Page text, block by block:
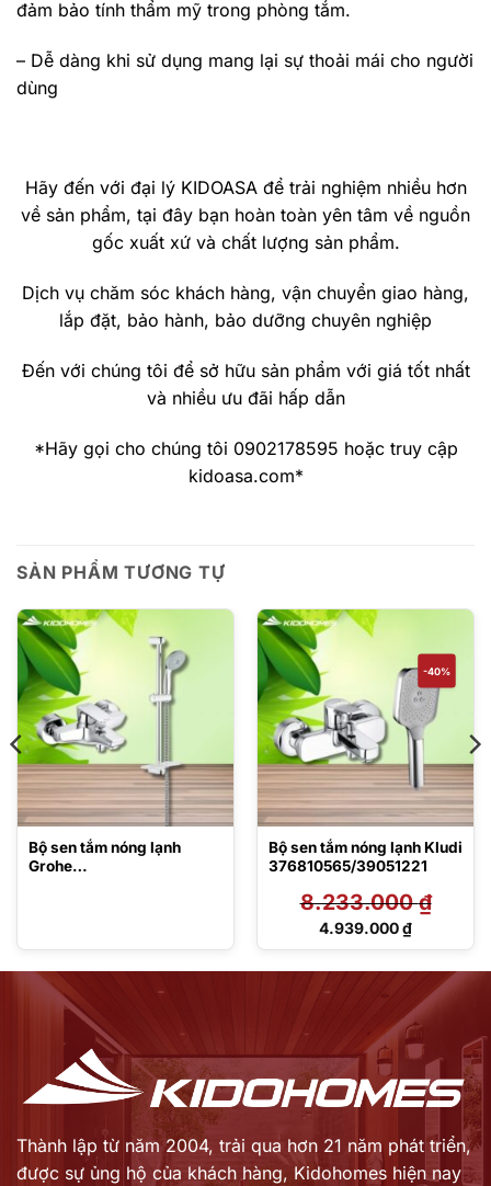
đảm bảo tính thẩm mỹ trong phòng tắm.
– Dễ dàng khi sử dụng mang lại sự thoải mái cho người
dùng
Hãy đến với đại lý KIDOASA để trải nghiệm nhiều hơn
về sản phẩm, tại đây bạn hoàn toàn yên tâm về nguồn
gốc xuất xứ và chất lượng sản phẩm.
Dịch vụ chăm sóc khách hàng, vận chuyển giao hàng,
lắp đặt, bảo hành, bảo dưỡng chuyên nghiệp
Đến với chúng tôi để sở hữu sản phẩm với giá tốt nhất
và nhiều ưu đãi hấp dẫn
*Hãy gọi cho chúng tôi 0902178595 hoặc truy cập
kidoasa.com*
SẢN PHẨM TƯƠNG TỰ
Bộ sen tắm nóng lạnh
Grohe
-40%
Bộ sen tắm nóng lạnh Kludi
376810565/39051221
8.233.000₫
Giá
8.233.000 ₫.
4.939.000₫
Giá
4.939.000 ₫.
Thành lập từ năm 2004, trải qua hơn 21 năm phát triển,
được sự ủng hộ của khách hàng, Kidohomes hiện nay